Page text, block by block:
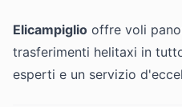
Elicampiglio offre voli
trasferimenti helitaxi in
esperti e un servizio